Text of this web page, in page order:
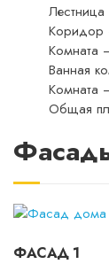
Комната
Ванная
Комната
Общая
ФАСАД 1